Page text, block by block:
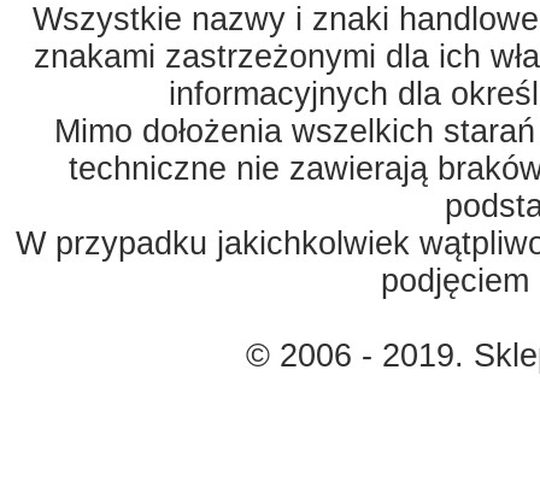
Wszystkie nazwy i znaki
znakami zastrzeżonymi dla ich
informacyjnych dla
Mimo dołożenia wszelkich
techniczne nie zawierają
W przypadku jakichkolwiek
© 2006 - 2019.